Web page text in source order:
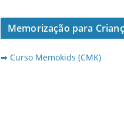
Memorização para
➡ Curso Memokids (CMK)